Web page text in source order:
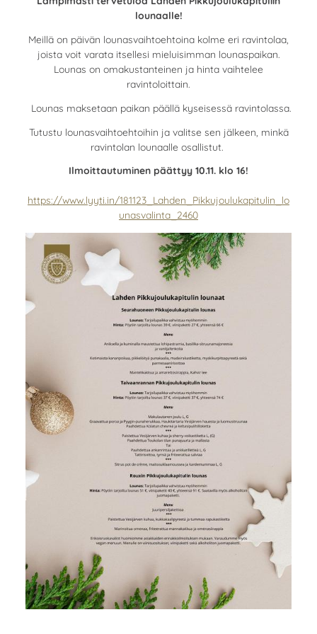
lounaalle!
Meillä on päivän lounasvaihtoehtoina kolme eri ravintolaa,
joista voit varata itsellesi mieluisimman lounaspaikan.
Lounas on omakustanteinen ja hinta vaihtelee
ravintoloittain.
Lounas maksetaan paikan päällä kyseisessä ravintolassa.
Tutustu lounasvaihtoehtoihin ja valitse sen jälkeen, minkä
ravintolan lounaalle osallistut.
Ilmoittautuminen päättyy 10.11. klo 16!
https://www.lyyti.in/181123_Lahden_Pikkujoulukapitulin_lo
unasvalinta_2460